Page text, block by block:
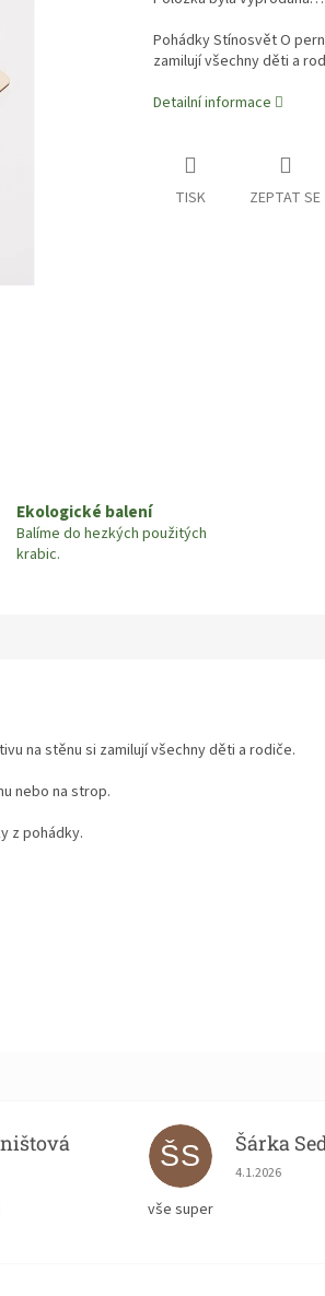
Pohádky Stínosvět O
zamilují všechny děti a
Detailní informace
TISK ZEPTAT SE
Ekologické balení
Balíme do hezkých použitých
krabic.
na stěnu si zamilují všechny děti a rodiče.
nebo na strop.
z pohádky.
je 5 z 5 hvězdiček.ŠS Šárka
Hodnocení
4.1.2026
vše super